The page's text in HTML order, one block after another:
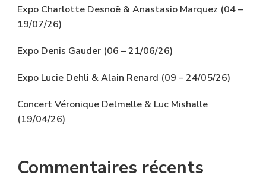
Expo Charlotte Desnoë & Anastasio Marquez (04 –
19/07/26)
Expo Denis Gauder (06 – 21/06/26)
Expo Lucie Dehli & Alain Renard (09 – 24/05/26)
Concert Véronique Delmelle & Luc Mishalle
(19/04/26)
Commentaires récents